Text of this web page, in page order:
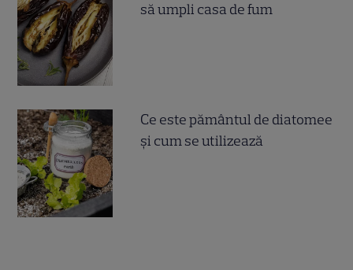
să umpli casa de fum
Ce este pământul de diatomee
și cum se utilizează